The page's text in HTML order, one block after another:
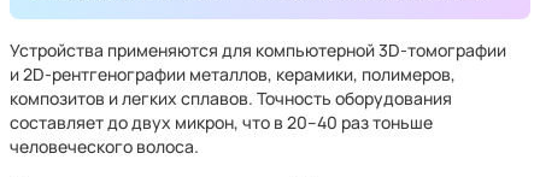
Устройства применяются для компьютерной 3D-томографии
и 2D-рентгенографии металлов, керамики, полимеров,
композитов и легких сплавов. Точность оборудования
составляет до двух микрон, что в 20–40 раз тоньше
человеческого волоса.